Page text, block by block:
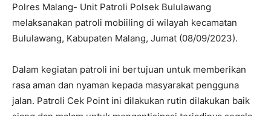
Polres Malang- Unit Patroli Polsek Bululawang
melaksanakan patroli mobiiling di wilayah kecamatan
Bululawang, Kabupaten Malang, Jumat (08/09/2023).
Dalam kegiatan patroli ini bertujuan untuk memberikan
rasa aman dan nyaman kepada masyarakat pengguna
jalan. Patroli Cek Point ini dilakukan rutin dilakukan baik